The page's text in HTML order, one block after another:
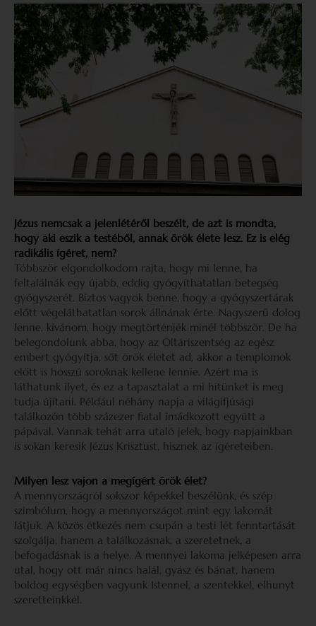
Jézus nemcsak a jelenlétéről beszélt, de azt is mondta,
hogy aki eszik a testéből, annak örök élete lesz. Ez is elég
radikális ígéret, nem?
Többször elgondolkodom rajta, hogy mi lenne, ha
feltalálnák egy újabb, eddig gyógyíthatatlan betegség
gyógyszerét. Biztos vagyok benne, hogy a gyógyszertárak
előtt végeláthatatlan sorok állnának érte. Nagyszerű dolog
lenne, kívánom, hogy megtörténjék minél többször. De ha
belegondolunk abba, hogy az Oltáriszentség az egész
embert gyógyítja, sőt örök életet ad, akkor a templomok
előtt is hosszú soroknak kellene lennie. Azért ma is
láthatunk ilyet, és ez a tapasztalat a mi hitünket is meg
tudja újítani. Például néhány napja a világifjúsági
találkozón több százezer fiatal imádkozott együtt a
pápával. Vannak tehát arra utaló jelek, hogy napjainkban
is sokan keresik Jézus Krisztust, hisznek az ígéreteiben.
Milyen lesz vajon a megígért örök élet?
A mennyországról sokszor képekkel beszélünk, és szép
szimbólum, hogy a mennyországot mint egy lakomát
látjuk. A közös étkezés nem csupán a testi lét fenntartását
szolgálja, hanem a találkozásnak, a szeretetnek, a
befogadásnak is a helye. A mennyei lakoma jelképesen arra
utal, hogy ott már nincs halál, gyász és bánat, hanem
boldog egységben vagyunk Istennel, a szentekkel, elhunyt
szeretteinkkel.